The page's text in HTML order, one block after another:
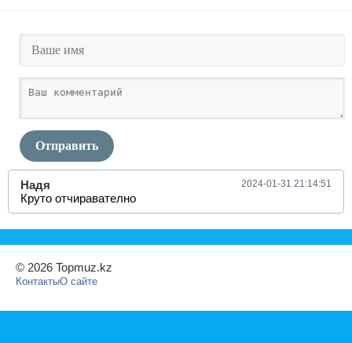
Отправить
Надя 2024-01-31 21:14:51
Круто отчиравателно
© 2026 Topmuz.kz
КонтактыО сайте